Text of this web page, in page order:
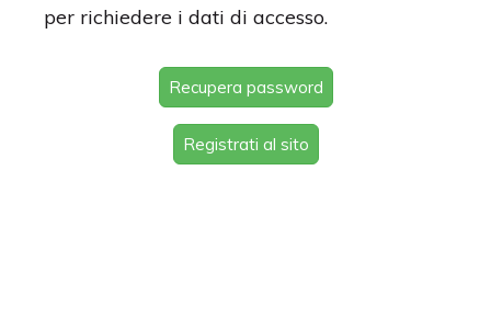
per richiedere i dati di accesso.
Recupera password
Registrati al sito